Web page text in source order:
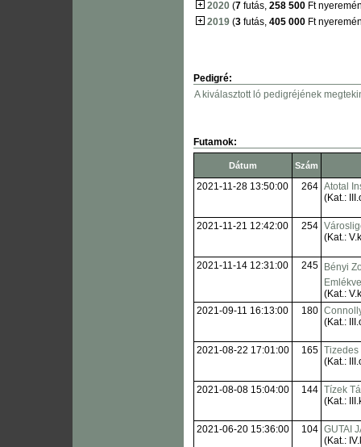
2020 (7 futás, 258 500 Ft
2019 (3 futás, 405 000 Ft
Pedigré:
A kiválasztott ló pedigréjének
Futamok:
Dátum Szám
2021-11-28 13:50:00 264 Atotal
(Kat.:
2021-11-21 12:42:00 254
(Kat.:
2021-11-14 12:31:00 245
Bényi
(Kat.:
2021-09-11 16:13:00
180
(Kat.:
2021-08-22 17:01:00 165
(Kat.:
2021-08-08 15:04:00 144 Tízek
(Kat.:
2021-06-20 15:36:00 104 GUTAI
(Kat.: